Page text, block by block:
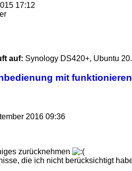
17:12
auf: Synology DS420+, Ubuntu
mit
2016 09:36
zurücknehmen
die ich nicht berücksichtigt